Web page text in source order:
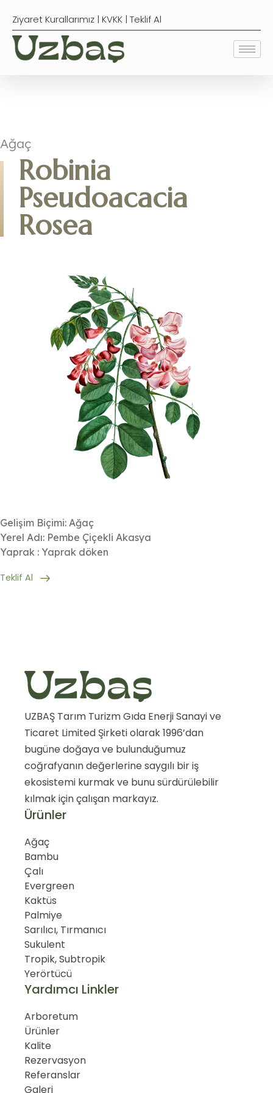
Ziyaret Kurallarımız | KVKK | Teklif Al
Ağaç
Robinia
Pseudoacacia
Rosea
Gelişim Biçimi: Ağaç
Yerel Adı: Pembe Çiçekli Akasya
Yaprak : Yaprak döken
Teklif Al
UZBAŞ Tarım Turizm Gıda Enerji Sanayi ve
Ticaret Limited Şirketi olarak 1996’dan
bugüne doğaya ve bulunduğumuz
coğrafyanın değerlerine saygılı bir iş
ekosistemi kurmak ve bunu sürdürülebilir
kılmak için çalışan markayız.
Ürünler
Ağaç
Bambu
Çalı
Evergreen
Kaktüs
Palmiye
Sarılıcı, Tırmanıcı
Sukulent
Tropik, Subtropik
Yerörtücü
Yardımcı Linkler
Arboretum
Ürünler
Kalite
Rezervasyon
Referanslar
Galeri